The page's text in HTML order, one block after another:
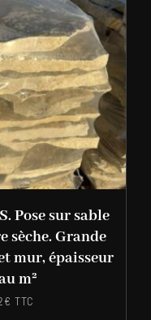
Pose sur sable
sèche. Grande
mur, épaisseur
m²
€ TTC